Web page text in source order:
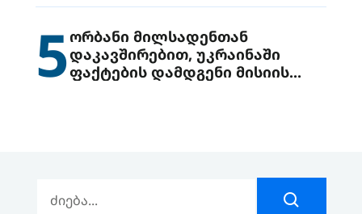
5ორბანი მილსადენთან
დაკავშირებით, უკრაინაში
ფაქტების დამდგენი მისიის